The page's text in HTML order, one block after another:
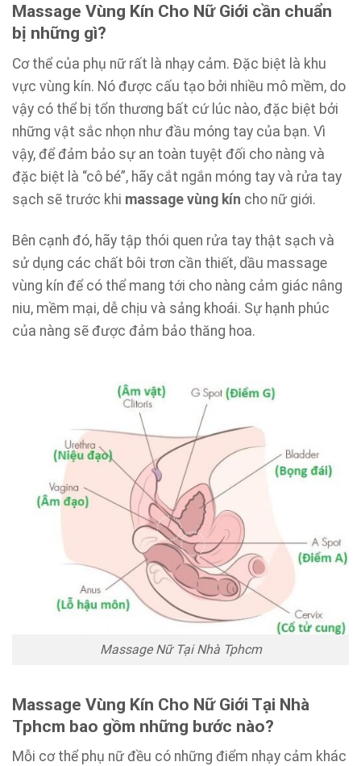
Massage Vùng Kín Cho Nữ Giới cần chuẩn
bị những gì?
Cơ thể của phụ nữ rất là nhạy cảm. Đặc biệt là khu
vực vùng kín. Nó được cấu tạo bởi nhiều mô mềm, do
vậy có thể bị tổn thương bất cứ lúc nào, đặc biệt bởi
những vật sắc nhọn như đầu móng tay của bạn. Vì
vậy, để đảm bảo sự an toàn tuyệt đối cho nàng và
đặc biệt là “cô bé”, hãy cắt ngắn móng tay và rửa tay
sạch sẽ trước khi massage vùng kín cho nữ giới.
Bên cạnh đó, hãy tập thói quen rửa tay thật sạch và
sử dụng các chất bôi trơn cần thiết, dầu massage
vùng kín để có thể mang tới cho nàng cảm giác nâng
niu, mềm mại, dễ chịu và sảng khoái. Sự hạnh phúc
của nàng sẽ được đảm bảo thăng hoa.
Massage Nữ Tại Nhà Tphcm
Massage Vùng Kín Cho Nữ Giới Tại Nhà
Tphcm bao gồm những bước nào?
Mỗi cơ thể phụ nữ đều có những điểm nhạy cảm khác